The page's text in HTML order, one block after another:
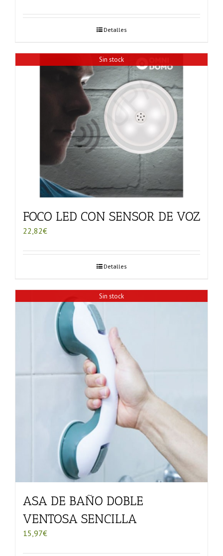
Detalles
Sin stock
FOCO LED CON SENSOR DE VOZ
22,82€
Detalles
Sin stock
ASA DE BAÑO DOBLE
VENTOSA SENCILLA
15,97€